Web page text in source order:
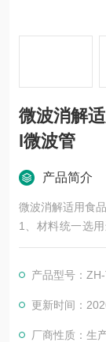
微波消解
l微波管
产品简介
微波消解适用食
1、材料统一选
性和可恢复性更好
2、我们生产的
均选用TFM材料
3、可加工各品牌
产品型号：
更新时间：
厂商性质：生